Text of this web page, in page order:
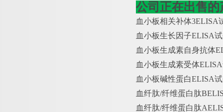
公司正在出售的
血小板相关补体3ELISA
血小板生长因子ELISA
血小板生成素自身抗体
血小板生成素受体
血小板碱性蛋白ELISA
血纤肽/纤维蛋白肽
血纤肽/纤维蛋白肽